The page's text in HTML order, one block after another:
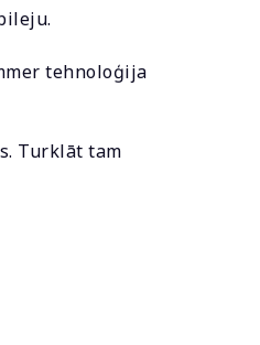
tehnoloģija
Turklāt tam